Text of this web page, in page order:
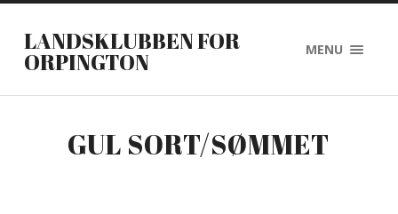
LANDSKLUBBEN FOR
ORPINGTON MENU
GUL SORT/SØMMET